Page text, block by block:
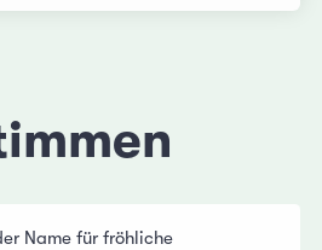
Name für fröhliche